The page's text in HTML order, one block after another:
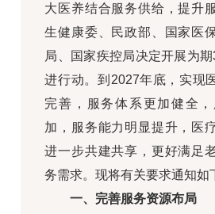
大医养结合服务供给，提升
生健康委、民政部、国家医
局、国家疾控局决定开展为
进行动。到2027年底，实现
完善，服务体系更加健全
加，服务能力明显提升，医
进一步共建共享，更好满足
务需求。现将有关要求通知如
一、完善服务资源布局